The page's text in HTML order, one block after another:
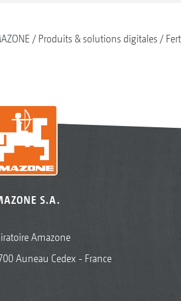
Produits & solutions digitales
S.A.
Amazone
Auneau Cedex - France